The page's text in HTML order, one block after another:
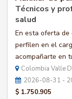
Técnicos y
salud
En esta oferta de
perfilen en el
acompañarte en
Colombia Valle
2026-08-31 -
$ 1.750.905